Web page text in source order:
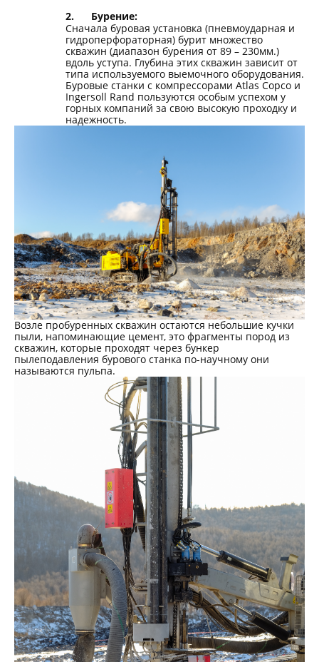
2.
Бурение:
Сначала буровая установка (пневмоударная и
гидроперфораторная) бурит множество
скважин (диапазон бурения от 89 – 230мм.)
вдоль уступа. Глубина этих скважин зависит от
типа используемого выемочного оборудования.
Буровые станки с компрессорами Atlas Copco и
Ingersoll Rand пользуются особым успехом у
горных компаний за свою высокую проходку и
надежность.
Возле пробуренных скважин остаются небольшие кучки
пыли, напоминающие цемент, это фрагменты пород из
скважин, которые проходят через бункер
пылеподавления бурового станка по-научному они
называются пульпа.